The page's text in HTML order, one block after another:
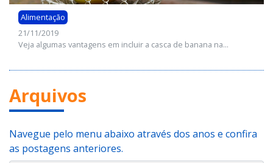
Alimentação
21/11/2019
Veja algumas vantagens em incluir a casca de banana na...
Arquivos
Navegue pelo menu abaixo através dos anos e confira
as postagens anteriores.